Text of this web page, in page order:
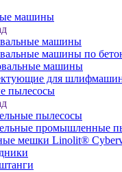
машины
машины
машины по
машины
для
пылесосы
пылесосы
промышленные
мешки Linolit®